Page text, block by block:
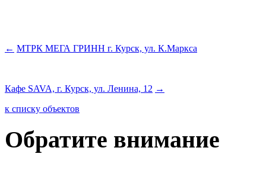
← МТРК МЕГА ГРИНН г. Курск, ул. К.Маркса
Кафе SAVA, г. Курск, ул. Ленина, 12 →
к списку объектов
Обратите внимание